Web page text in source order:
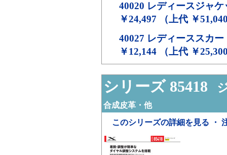
40020 レディースジャケ
￥24,497 （上代 ￥
40027 レディーススカー
￥12,144 （上代 ￥
シリーズ 85418
合成皮革・他
このシリーズの詳細を見る ・